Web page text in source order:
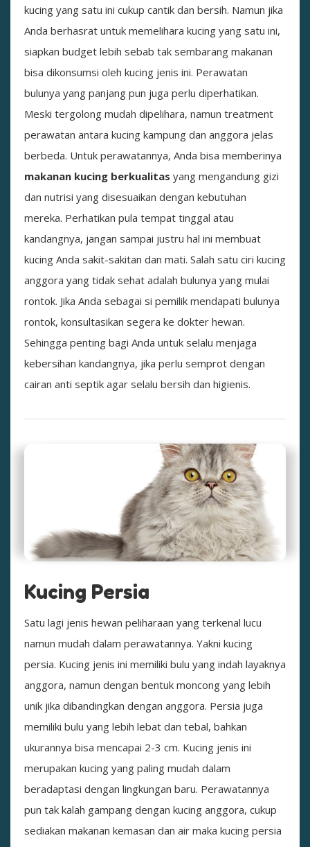
kucing yang satu ini cukup cantik dan bersih. Namun jika
Anda berhasrat untuk memelihara kucing yang satu ini,
siapkan budget lebih sebab tak sembarang makanan
bisa dikonsumsi oleh kucing jenis ini. Perawatan
bulunya yang panjang pun juga perlu diperhatikan.
Meski tergolong mudah dipelihara, namun treatment
perawatan antara kucing kampung dan anggora jelas
berbeda. Untuk perawatannya, Anda bisa memberinya
makanan kucing berkualitas yang mengandung gizi
dan nutrisi yang disesuaikan dengan kebutuhan
mereka. Perhatikan pula tempat tinggal atau
kandangnya, jangan sampai justru hal ini membuat
kucing Anda sakit-sakitan dan mati. Salah satu ciri kucing
anggora yang tidak sehat adalah bulunya yang mulai
rontok. Jika Anda sebagai si pemilik mendapati bulunya
rontok, konsultasikan segera ke dokter hewan.
Sehingga penting bagi Anda untuk selalu menjaga
kebersihan kandangnya, jika perlu semprot dengan
cairan anti septik agar selalu bersih dan higienis.
Kucing Persia
Satu lagi jenis hewan peliharaan yang terkenal lucu
namun mudah dalam perawatannya. Yakni kucing
persia. Kucing jenis ini memiliki bulu yang indah layaknya
anggora, namun dengan bentuk moncong yang lebih
unik jika dibandingkan dengan anggora. Persia juga
memiliki bulu yang lebih lebat dan tebal, bahkan
ukurannya bisa mencapai 2-3 cm. Kucing jenis ini
merupakan kucing yang paling mudah dalam
beradaptasi dengan lingkungan baru. Perawatannya
pun tak kalah gampang dengan kucing anggora, cukup
sediakan makanan kemasan dan air maka kucing persia